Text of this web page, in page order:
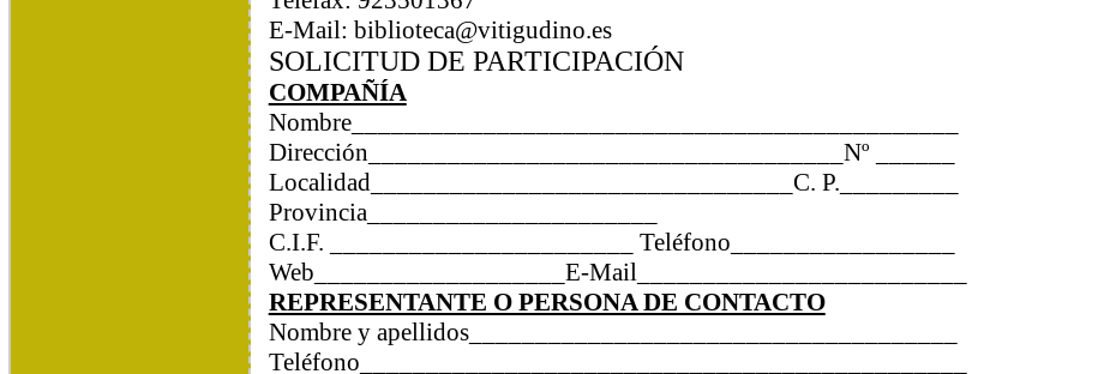
E-Mail: biblioteca@vitigudino.es
SOLICITUD DE PARTICIPACIÓN
COMPAÑÍA
Nombre______________________________________________
Dirección______________­­­­­­­­­­­­­­­­­______________________Nº ______
Localidad________________________________C. P._________
Provincia______________________
C.I.F. _______________________ Teléfono_________________
Web___________________E-Mail_________________________
REPRESENTANTE O PERSONA DE CONTACTO
Nombre y apellidos_____________________________________
Teléfono______________________________________________